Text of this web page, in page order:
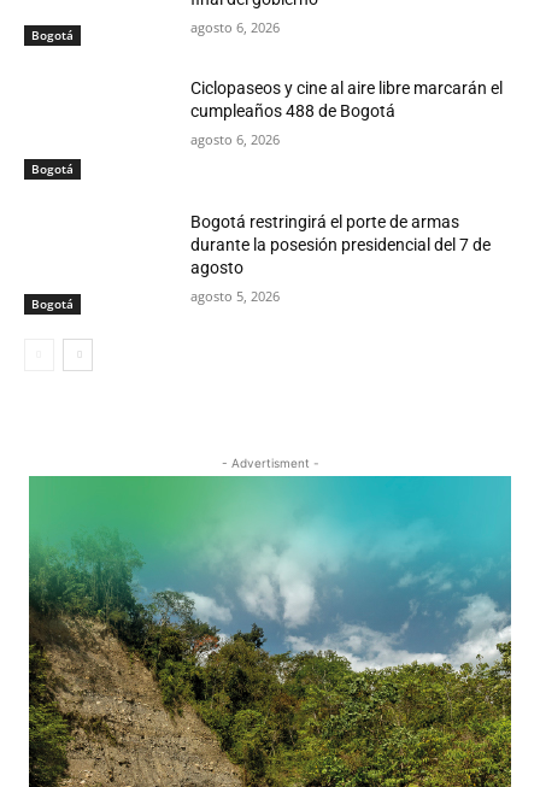
Bogotá agosto 6, 2026
Bogotá
Ciclopaseos y cine al aire libre marcarán el
cumpleaños 488 de Bogotá
agosto 6, 2026
Bogotá
Bogotá restringirá el porte de armas
durante la posesión presidencial del 7 de
agosto
agosto 5, 2026
- Advertisment -